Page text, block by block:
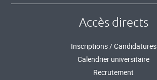
Accès directs
Inscriptions / Candidatures
Calendrier universitaire
Recrutement